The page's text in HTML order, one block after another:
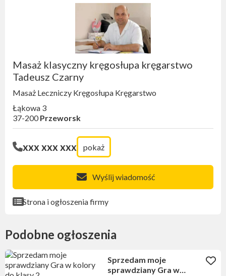
Masaż klasyczny kręgosłupa kręgarstwo
Tadeusz Czarny
Masaż Leczniczy Kręgosłupa Kręgarstwo
Łąkowa 3
37-200Przeworsk
xxx xxx xxx pokaż
Wyślij wiadomość
Strona i ogłoszenia firmy
Podobne ogłoszenia
Sprzedam moje
sprawdziany Gra w